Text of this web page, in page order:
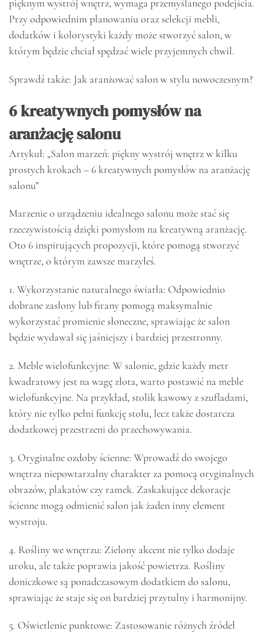
pięknym wystrój wnętrz, wymaga przemyślanego podejścia.
Przy odpowiednim planowaniu oraz selekcji mebli,
dodatków i kolorystyki każdy może stworzyć salon, w
którym będzie chciał spędzać wiele przyjemnych chwil.
Sprawdź także: Jak aranżować salon w stylu nowoczesnym?
6 kreatywnych pomysłów na
aranżację salonu
Artykuł: „Salon marzeń: piękny wystrój wnętrz w kilku
prostych krokach – 6 kreatywnych pomysłów na aranżację
salonu”
Marzenie o urządzeniu idealnego salonu może stać się
rzeczywistością dzięki pomysłom na kreatywną aranżację.
Oto 6 inspirujących propozycji, które pomogą stworzyć
wnętrze, o którym zawsze marzyłeś.
1. Wykorzystanie naturalnego światła: Odpowiednio
dobrane zasłony lub firany pomogą maksymalnie
wykorzystać promienie słoneczne, sprawiając że salon
będzie wydawał się jaśniejszy i bardziej przestronny.
2. Meble wielofunkcyjne: W salonie, gdzie każdy metr
kwadratowy jest na wagę złota, warto postawić na meble
wielofunkcyjne. Na przykład, stolik kawowy z szufladami,
który nie tylko pełni funkcję stołu, lecz także dostarcza
dodatkowej przestrzeni do przechowywania.
3. Oryginalne ozdoby ścienne: Wprowadź do swojego
wnętrza niepowtarzalny charakter za pomocą oryginalnych
obrazów, plakatów czy ramek. Zaskakujące dekoracje
ścienne mogą odmienić salon jak żaden inny element
wystroju.
4. Rośliny we wnętrzu: Zielony akcent nie tylko dodaje
uroku, ale także poprawia jakość powietrza. Rośliny
doniczkowe są ponadczasowym dodatkiem do salonu,
sprawiając że staje się on bardziej przytulny i harmonijny.
5. Oświetlenie punktowe: Zastosowanie różnych źródeł